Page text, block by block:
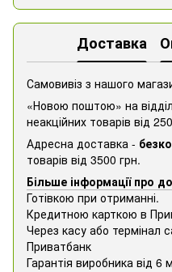
Доставка
Самовивіз з нашого
«Новою поштою» на
неакційних товарів від
Адресна доставка -
товарів від 3500 грн.
Більше інформації про
Готівкою при отриманні.
Кредитною карткою в
Через касу або термінал
Приватбанк
Гарантія виробника від 6